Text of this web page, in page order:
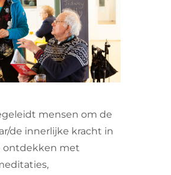
mensen om de
de innerlijke kracht in
ontdekken met